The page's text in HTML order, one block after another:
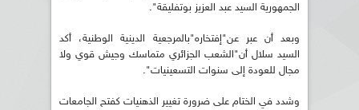
الجمهورية السيد عبد العزيز بوتفليقة".
وبعد أن عبر عن"إفتخاره"بالمرجعية الدينية الوطنية، أكد
السيد سلال أن"الشعب الجزائري متماسك وجيش قوي ولا
مجال للعودة إلى سنوات التسعينيات".
وشدد في الختام على ضرورة تغيير الذهنيات كفتح الجامعات